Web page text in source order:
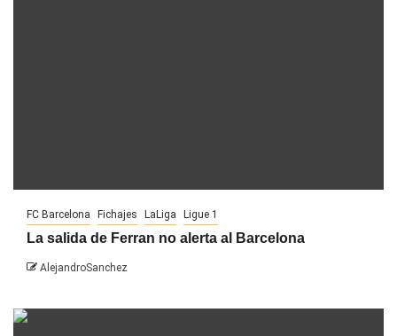
FC Barcelona Fichajes LaLiga Ligue 1
La salida de Ferran no alerta al Barcelona
AlejandroSanchez